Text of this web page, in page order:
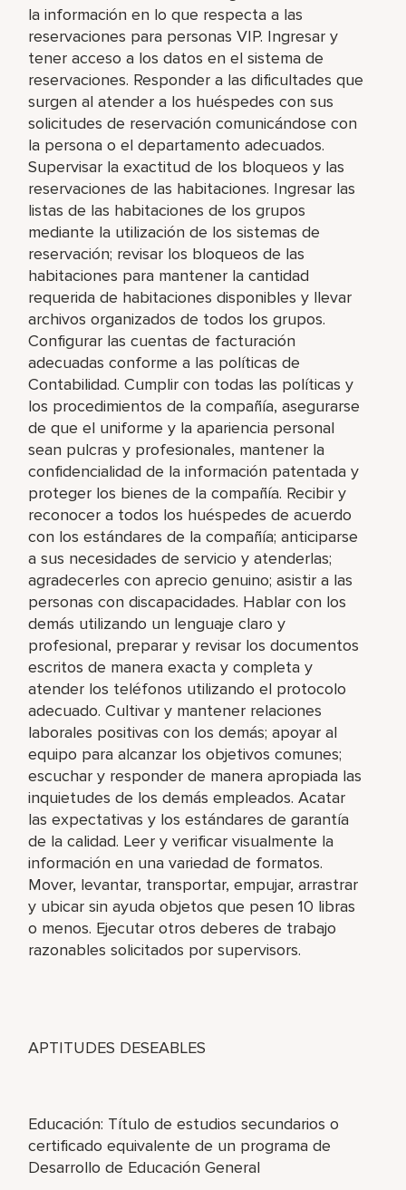
la información en lo que respecta a las
reservaciones para personas VIP. Ingresar y
tener acceso a los datos en el sistema de
reservaciones. Responder a las dificultades que
surgen al atender a los huéspedes con sus
solicitudes de reservación comunicándose con
la persona o el departamento adecuados.
Supervisar la exactitud de los bloqueos y las
reservaciones de las habitaciones. Ingresar las
listas de las habitaciones de los grupos
mediante la utilización de los sistemas de
reservación; revisar los bloqueos de las
habitaciones para mantener la cantidad
requerida de habitaciones disponibles y llevar
archivos organizados de todos los grupos.
Configurar las cuentas de facturación
adecuadas conforme a las políticas de
Contabilidad. Cumplir con todas las políticas y
los procedimientos de la compañía, asegurarse
de que el uniforme y la apariencia personal
sean pulcras y profesionales, mantener la
confidencialidad de la información patentada y
proteger los bienes de la compañía. Recibir y
reconocer a todos los huéspedes de acuerdo
con los estándares de la compañía; anticiparse
a sus necesidades de servicio y atenderlas;
agradecerles con aprecio genuino; asistir a las
personas con discapacidades. Hablar con los
demás utilizando un lenguaje claro y
profesional, preparar y revisar los documentos
escritos de manera exacta y completa y
atender los teléfonos utilizando el protocolo
adecuado. Cultivar y mantener relaciones
laborales positivas con los demás; apoyar al
equipo para alcanzar los objetivos comunes;
escuchar y responder de manera apropiada las
inquietudes de los demás empleados. Acatar
las expectativas y los estándares de garantía
de la calidad. Leer y verificar visualmente la
información en una variedad de formatos.
Mover, levantar, transportar, empujar, arrastrar
y ubicar sin ayuda objetos que pesen 10 libras
o menos. Ejecutar otros deberes de trabajo
razonables solicitados por supervisors.
APTITUDES DESEABLES
Educación: Título de estudios secundarios o
certificado equivalente de un programa de
Desarrollo de Educación General